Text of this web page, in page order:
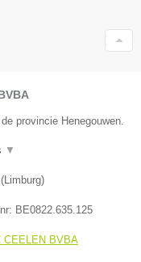
provincie Henegouwen.
▼
( Limburg)
BE0822.635.125
CEELEN BVBA